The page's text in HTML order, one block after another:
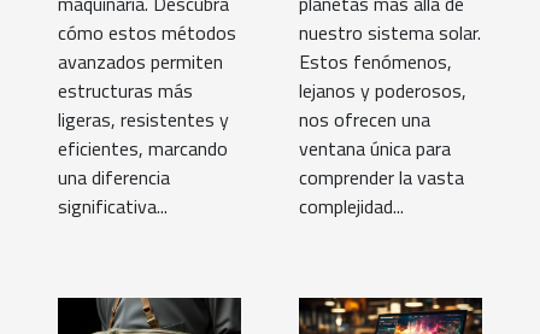
cómo estos métodos
avanzados permiten
estructuras más
ligeras, resistentes y
eficientes, marcando
una diferencia
significativa...
nuestro sistema solar.
Estos fenómenos,
lejanos y poderosos,
nos ofrecen una
ventana única para
comprender la vasta
complejidad...